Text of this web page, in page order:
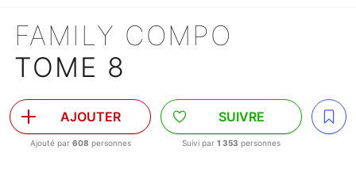
FAMILY COMPO
TOME 8
AJOUTER
Ajouté par 608 personnes
SUIVRE
Suivi par 1 353 personnes